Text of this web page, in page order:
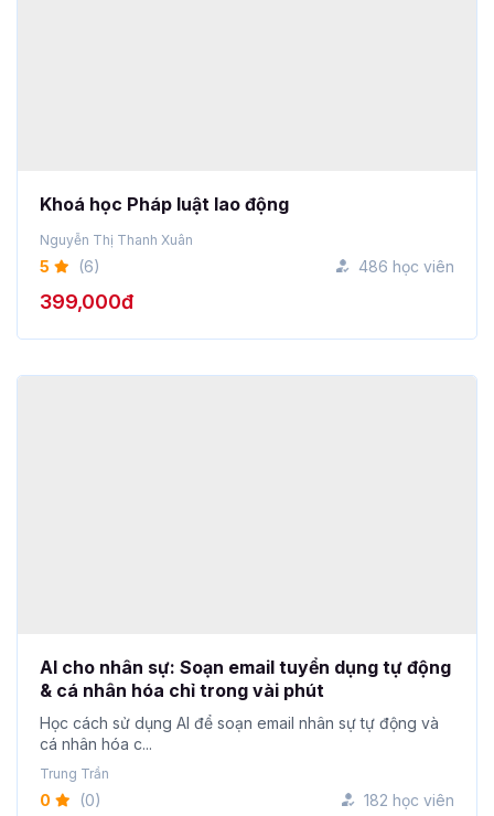
Nguyễn Thị Thanh Xuân
5 (6)
399,000đ
Học cách sử dụng AI để soạn email nhân sự tự động và
cá nhân hóa c...
Trung Trần
299,000đ